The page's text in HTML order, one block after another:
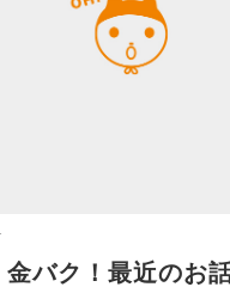
金バク！最近のお